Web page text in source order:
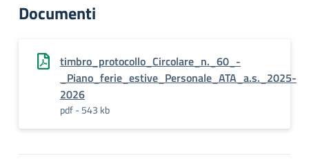
Documenti
timbro_protocollo_Circolare_n._60_-
_Piano_ferie_estive_Personale_ATA_a.s._2025-
2026
pdf - 543 kb